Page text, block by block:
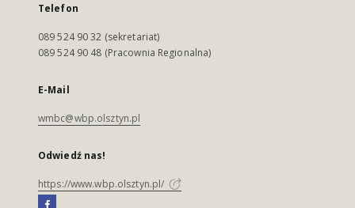
Telefon
089 524 90 32 (sekretariat)
089 524 90 48 (Pracownia Regionalna)
E-Mail
wmbc@wbp.olsztyn.pl
Odwiedź nas!
https://www.wbp.olsztyn.pl/